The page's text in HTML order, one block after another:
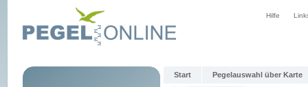
Hilfe
Start Pegelauswahl über Karte